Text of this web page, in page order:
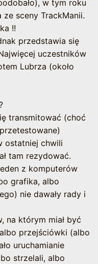
w tym roku
ze sceny TrackManii.
!!
przedstawia się
uczestników
Lubrza (około
transmitować (choć
ostatniej chwili
tam rezydować.
z komputerów
grafika, albo
nie dawały rady i
na którym miał być
przejściówki (albo
uruchamianie
strzelali, albo